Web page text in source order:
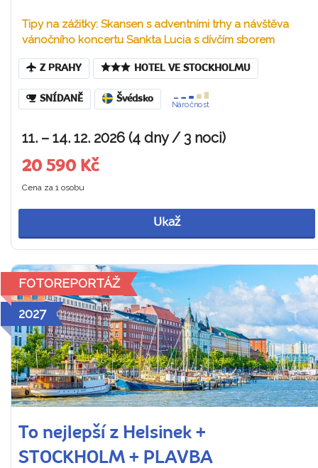
Tipy na zážitky: Skansen s adventními trhy a návštěva
vánočního koncertu Sankta Lucia s dívčím sborem
Z PRAHY HOTEL VE STOCKHOLMU
SNÍDANĚ Švédsko
Náročnost
11. – 14. 12. 2026 (4 dny / 3 noci)
20 590 Kč
Cena za 1 osobu
Ukaž
FOTOREPORTÁŽ
2027
To nejlepší z Helsinek +
STOCKHOLM + PLAVBA